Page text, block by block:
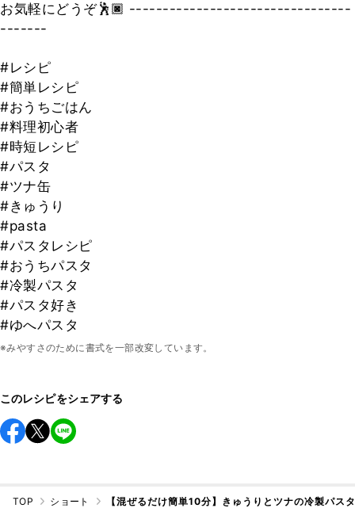
お気軽にどうぞ🕺🏿 ---------------------------------
-------
#レシピ
#簡単レシピ
#おうちごはん
#料理初心者
#時短レシピ
#パスタ
#ツナ缶
#きゅうり
#pasta
#パスタレシピ
#おうちパスタ
#冷製パスタ
#パスタ好き
#ゆへパスタ
※みやすさのために書式を一部改変しています。
このレシピをシェアする
TOP ショート 【混ぜるだけ簡単10分】きゅうりとツナの冷製パスタ